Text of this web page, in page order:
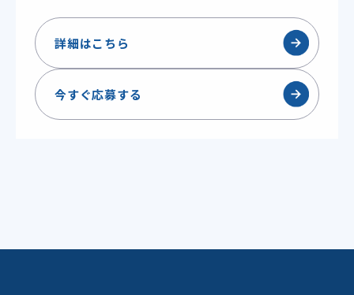
詳細はこちら
今すぐ応募する